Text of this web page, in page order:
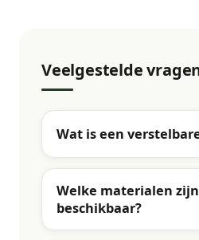
Veelgestelde
Wat is een
Welke materialen zijn
beschikbaar?